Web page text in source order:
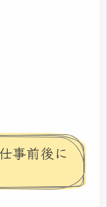
事前後に